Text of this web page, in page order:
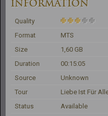
INFORMATION
Quality
Format
MTS
Size
1,60 GB
Duration
00:15:05
Source
Unknown
Tour
Liebe Ist Für
Status
Available